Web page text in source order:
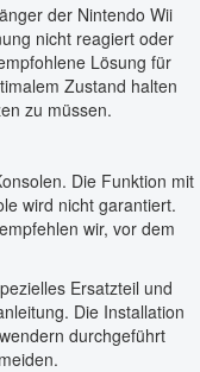
der Nintendo Wii
nicht reagiert oder
Lösung für
Zustand halten
zu müssen.
Die Funktion mit
wird nicht garantiert.
wir, vor dem
Ersatzteil und
Die Installation
durchgeführt